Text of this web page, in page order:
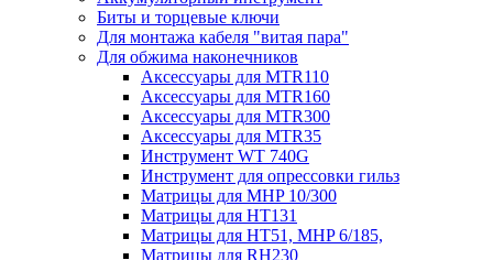
Биты и торцевые ключи
Для монтажа кабеля "витая пара"
Для обжима наконечников
Аксессуары для MTR110
Аксессуары для MTR160
Аксессуары для MTR300
Аксессуары для MTR35
Инструмент WT 740G
Инструмент для опрессовки гильз
Матрицы для MHP 10/300
Матрицы для НТ131
Матрицы для НТ51, MHP 6/185,
Матрицы для RH230